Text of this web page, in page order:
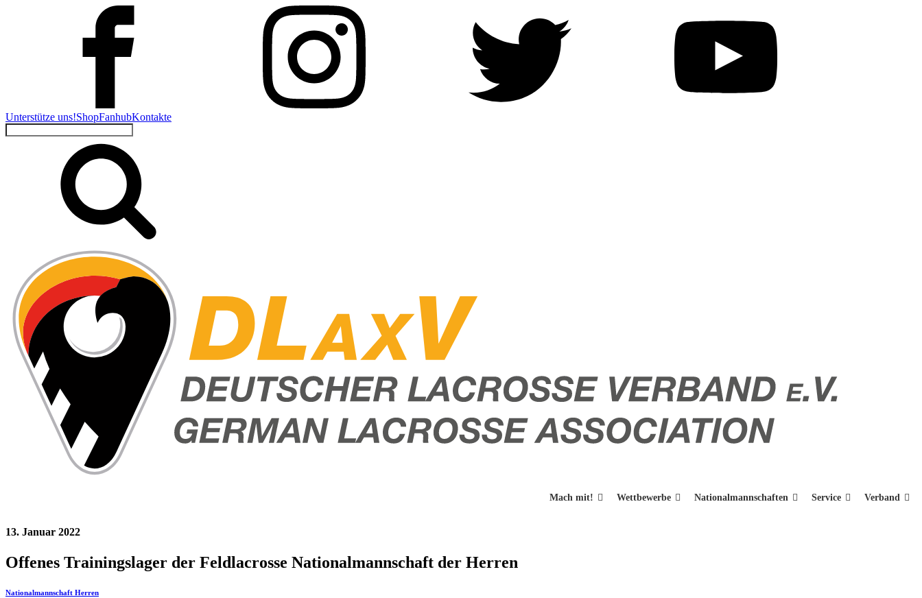
Unterstütze uns!ShopFanhubKontakte
Suchen
Mach mit! Wettbewerbe Nationalmannschaften Service Verband
13. Januar 2022
Offenes Trainingslager der Feldlacrosse Nationalmannschaft der Herren
Nationalmannschaft Herren